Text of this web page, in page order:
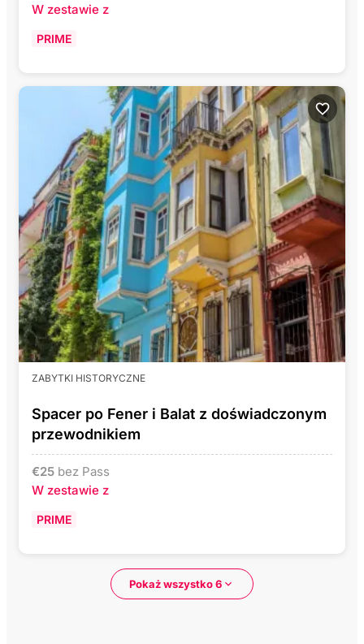
W zestawie z
PRIME
ZABYTKI HISTORYCZNE
Spacer po Fener i Balat z doświadczonym
przewodnikiem
€25 bez Pass
W zestawie z
PRIME
Pokaż wszystko 6